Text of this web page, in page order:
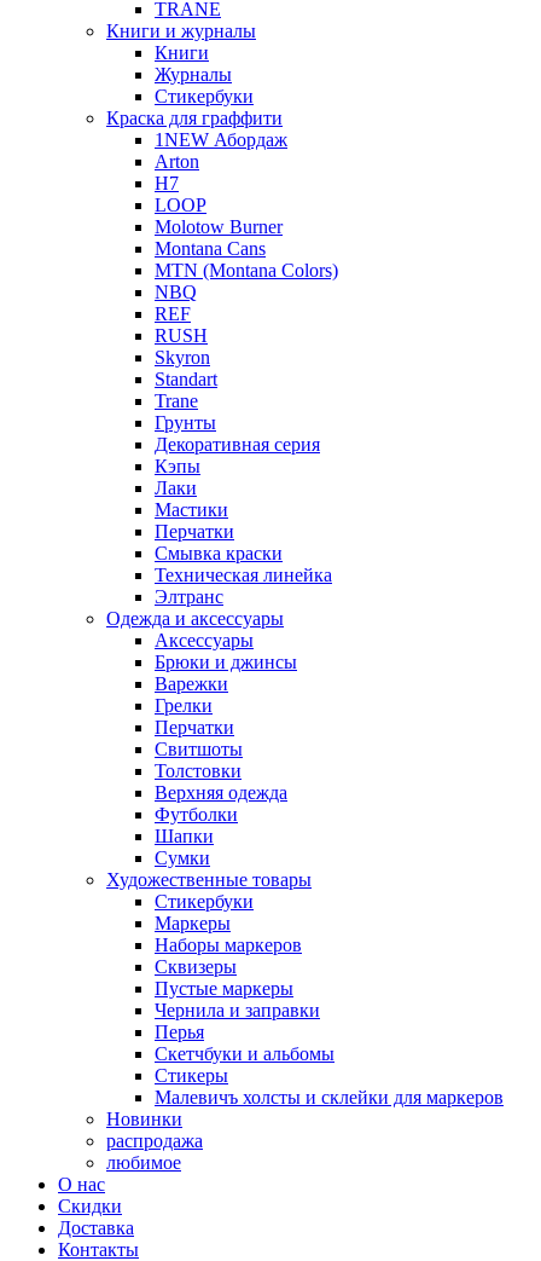
TRANE
Книги и журналы
Книги
Журналы
Стикербуки
Краска для граффити
1NEW Абордаж
Arton
H7
LOOP
Molotow Burner
Montana Cans
MTN (Montana Colors)
NBQ
REF
RUSH
Skyron
Standart
Trane
Грунты
Декоративная серия
Кэпы
Лаки
Мастики
Перчатки
Смывка краски
Техническая линейка
Элтранс
Одежда и аксессуары
Аксессуары
Брюки и джинсы
Варежки
Грелки
Перчатки
Свитшоты
Толстовки
Верхняя одежда
Футболки
Шапки
Сумки
Художественные товары
Стикербуки
Маркеры
Наборы маркеров
Сквизеры
Пустые маркеры
Чернила и заправки
Перья
Скетчбуки и альбомы
Стикеры
Малевичъ холсты и склейки для маркеров
Новинки
распродажа
любимое
О нас
Скидки
Доставка
Контакты